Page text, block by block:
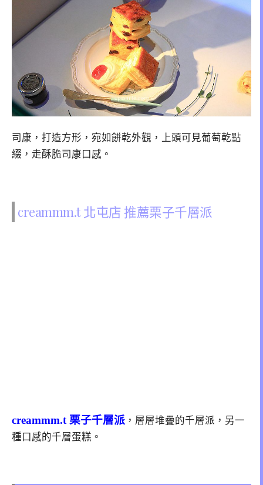
司康，打造方形，宛如餅乾外觀，上頭可見葡萄乾點
綴，走酥脆司康口感。
creammm.t 北屯店 推薦栗子千層派
creammm.t 栗子千層派 ，層層堆疊的千層派，另一
種口感的千層蛋糕。